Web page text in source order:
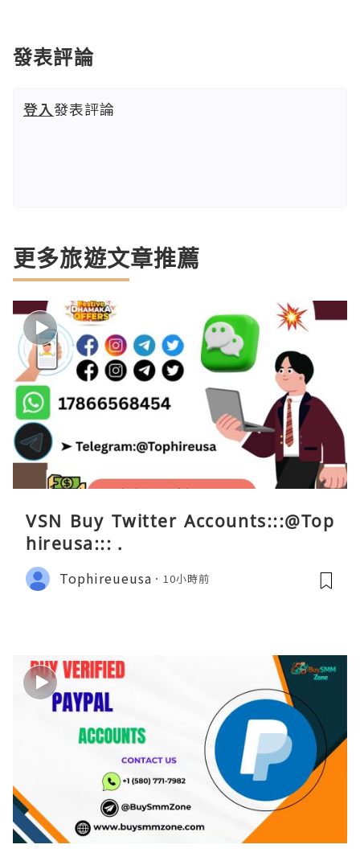
發表評論
登入發表評論
更多旅遊文章推薦
VSN Buy Twitter Accounts:::@Top
hireusa::: .
Tophireueusa 10小時前